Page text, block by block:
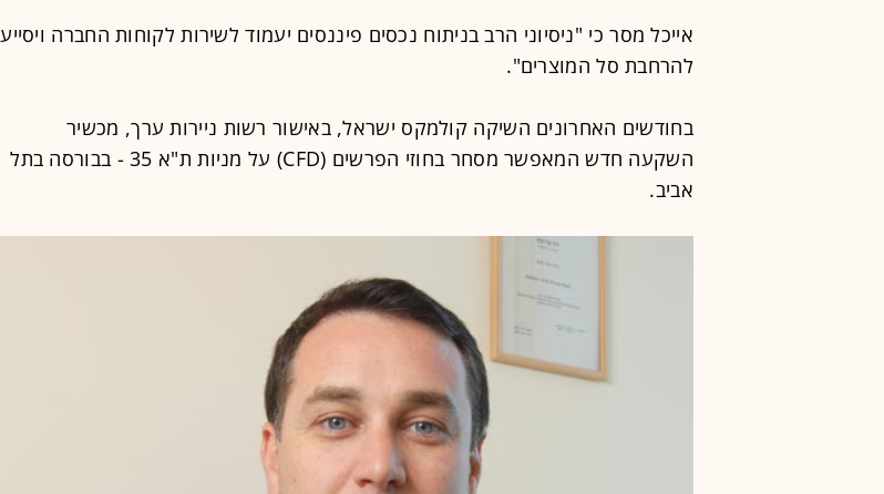
אייכל מסר כי "ניסיוני הרב בניתוח נכסים פיננסים יעמוד לשירות לקוחות החברה ויסייע
להרחבת סל המוצרים".
בחודשים האחרונים השיקה קולמקס ישראל, באישור רשות ניירות ערך, מכשיר
השקעה חדש המאפשר מסחר בחוזי הפרשים (CFD) על מניות ת"א 35 - בבורסה בתל
אביב.